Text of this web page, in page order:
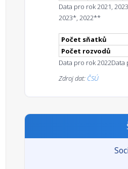
Data pro rok 2021,
2023*, 2022**
Počet sňatků
Počet rozvodů
Data pro rok 2022Data
Zdroj dat: ČSÚ